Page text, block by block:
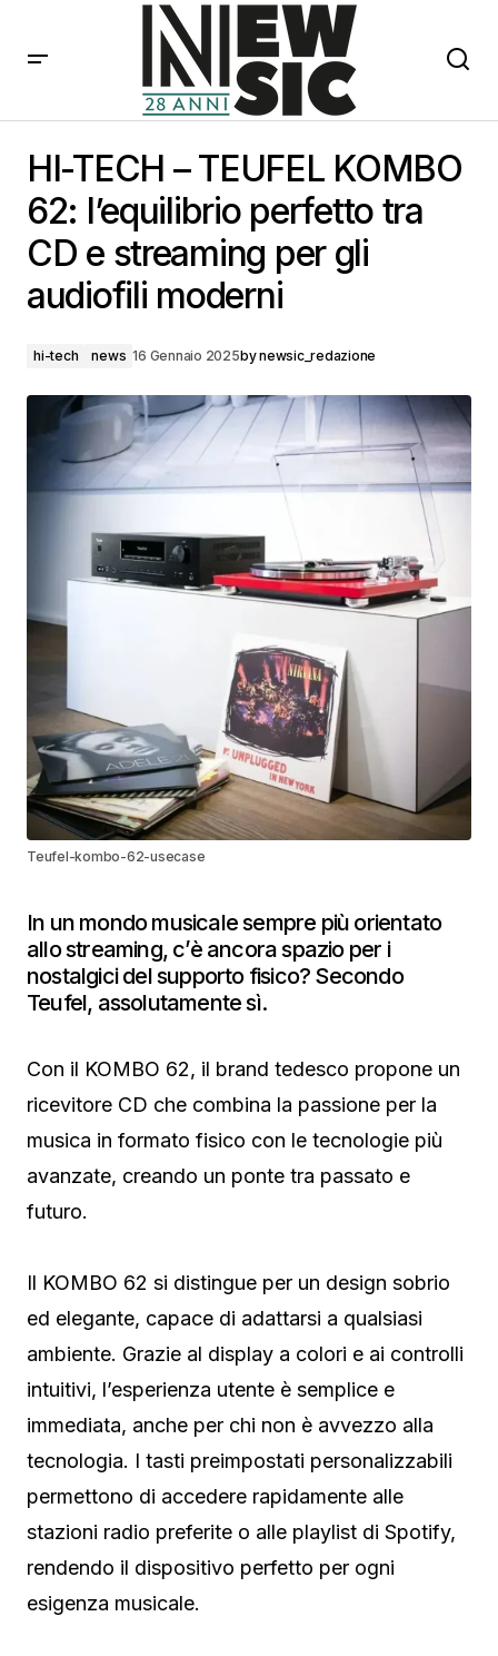
CD e streaming per gli audiofili moderni
HI-TECH – TEUFEL KOMBO
62: l’equilibrio perfetto tra
CD e streaming per gli
audiofili moderni
hi-tech news 16 Gennaio 2025bynewsic_redazione
Teufel-kombo-62-usecase
In un mondo musicale sempre più orientato
allo streaming, c’è ancora spazio per i
nostalgici del supporto fisico? Secondo
Teufel, assolutamente sì.
Con il KOMBO 62, il brand tedesco propone un
ricevitore CD che combina la passione per la
musica in formato fisico con le tecnologie più
avanzate, creando un ponte tra passato e
futuro.
Il KOMBO 62 si distingue per un design sobrio
ed elegante, capace di adattarsi a qualsiasi
ambiente. Grazie al display a colori e ai controlli
intuitivi, l’esperienza utente è semplice e
immediata, anche per chi non è avvezzo alla
tecnologia. I tasti preimpostati personalizzabili
permettono di accedere rapidamente alle
stazioni radio preferite o alle playlist di Spotify,
rendendo il dispositivo perfetto per ogni
esigenza musicale.